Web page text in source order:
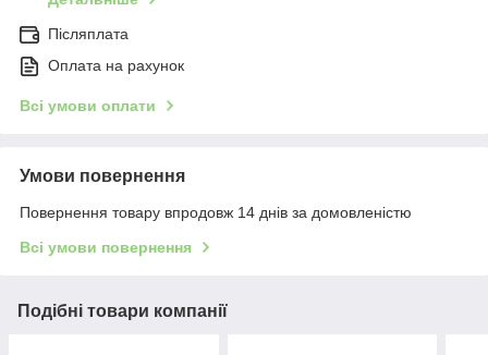
Післяплата
Оплата на рахунок
Всі умови оплати
Умови повернення
Повернення товару впродовж 14 днів за домовленістю
Всі умови повернення
Подібні товари компанії